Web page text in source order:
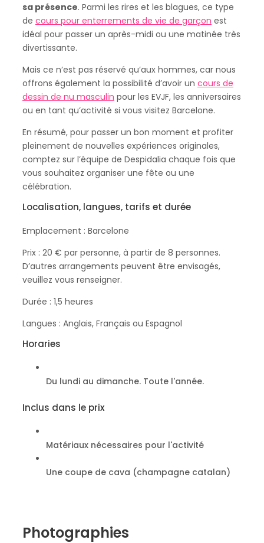
sa présence. Parmi les rires et les blagues, ce type
de cours pour enterrements de vie de garçon est
idéal pour passer un après-midi ou une matinée très
divertissante.
Mais ce n’est pas réservé qu’aux hommes, car nous
offrons également la possibilité d’avoir un cours de
dessin de nu masculin pour les EVJF, les anniversaires
ou en tant qu’activité si vous visitez Barcelone.
En résumé, pour passer un bon moment et profiter
pleinement de nouvelles expériences originales,
comptez sur l’équipe de Despidalia chaque fois que
vous souhaitez organiser une fête ou une
célébration.
Localisation, langues, tarifs et durée
Emplacement : Barcelone
Prix : 20 € par personne, à partir de 8 personnes.
D’autres arrangements peuvent être envisagés,
veuillez vous renseigner.
Durée : 1,5 heures
Langues : Anglais, Français ou Espagnol
Horaries
Du lundi au dimanche. Toute l'année.
Inclus dans le prix
Matériaux nécessaires pour l'activité
Une coupe de cava (champagne catalan)
Photographies